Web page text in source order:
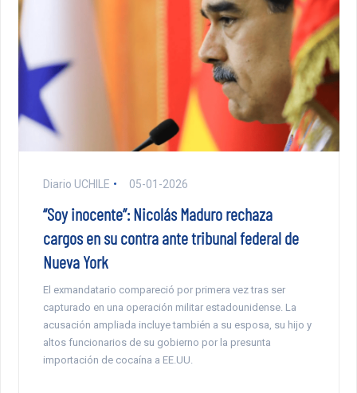
Diario UCHILE 05-01-2026
“Soy inocente”: Nicolás Maduro rechaza
cargos en su contra ante tribunal federal de
Nueva York
El exmandatario compareció por primera vez tras ser
capturado en una operación militar estadounidense. La
acusación ampliada incluye también a su esposa, su hijo y
altos funcionarios de su gobierno por la presunta
importación de cocaína a EE.UU.